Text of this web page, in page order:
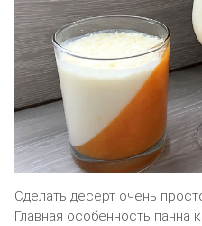
Сделать десерт очень
Главная особенность панна